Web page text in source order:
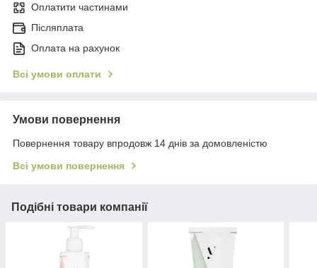
Оплатити частинами
Післяплата
Оплата на рахунок
Всі умови оплати
Умови повернення
Повернення товару впродовж 14 днів за домовленістю
Всі умови повернення
Подібні товари компанії